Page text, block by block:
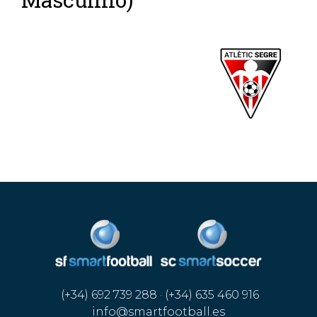
(+34) 692 739 288 · (+34) 635 460 916
info@smartfootball.es